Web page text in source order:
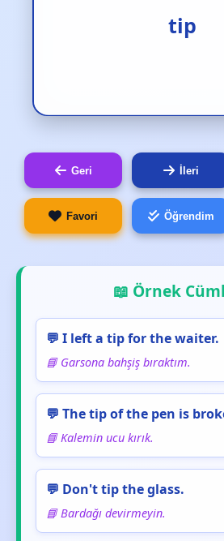
tip
Geri İleri
Favori Öğrendim
📖 Örnek
💬 I left a tip for the waiter.
📘 Garsona bahşiş bıraktım.
💬 The tip of the pen is
📘 Kalemin ucu kırık.
💬 Don't tip the glass.
📘 Bardağı devirmeyin.